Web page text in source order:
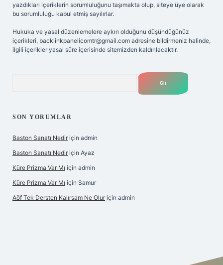
yazdıkları içeriklerin sorumluluğunu taşımakta olup, siteye üye olarak
bu sorumluluğu kabul etmiş sayılırlar.
Hukuka ve yasal düzenlemelere aykırı olduğunu düşündüğünüz
içerikleri, backlinkpanelicomtr@gmail.com adresine bildirmeniz halinde,
ilgili içerikler yasal süre içerisinde sitemizden kaldırılacaktır.
SON YORUMLAR
Baston Sanatı Nedir için admin
Baston Sanatı Nedir için Ayaz
Küre Prizma Var Mı için admin
Küre Prizma Var Mı için Samur
Aöf Tek Dersten Kalırsam Ne Olur için admin